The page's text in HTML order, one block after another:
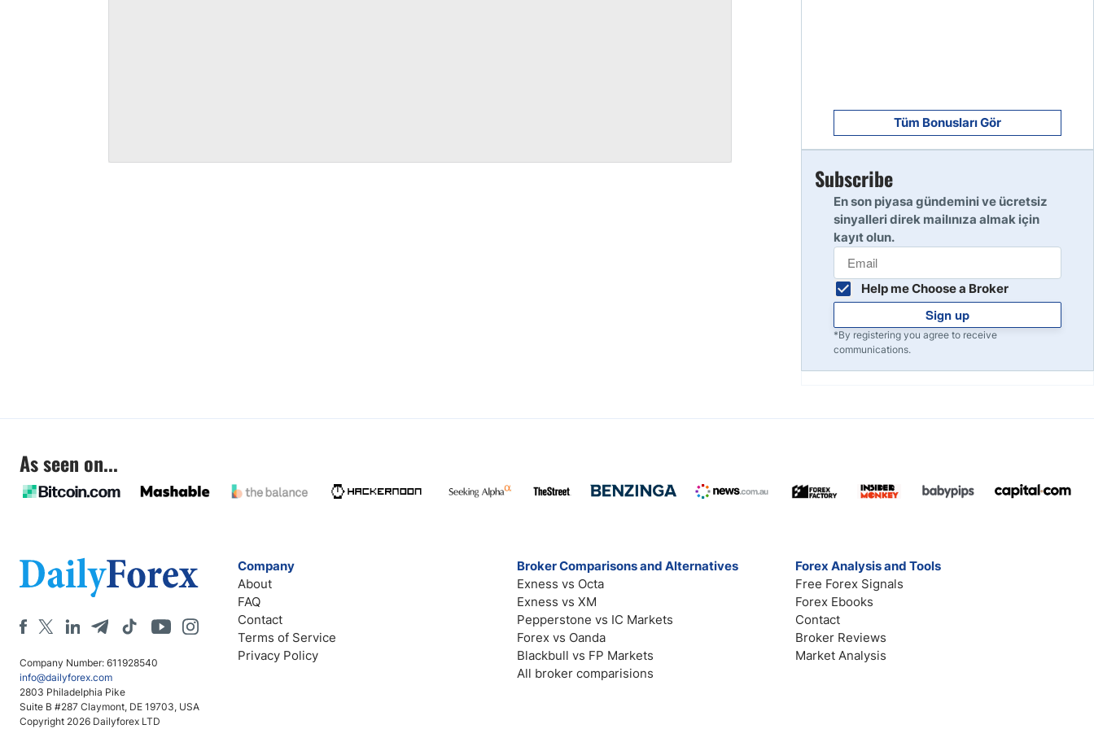
10
Tüm Bonusları Gör
Subscribe
En son piyasa gündemini ve ücretsiz
sinyalleri direk mailınıza almak için
kayıt olun.
Help me Choose a Broker
Sign up
*By registering you agree to receive
communications.
As seen on...
Company Number: 611928540
info@dailyforex.com
2803 Philadelphia Pike
Suite B #287 Claymont, DE 19703, USA
Copyright 2026 Dailyforex LTD
Company
About
FAQ
Contact
Terms of Service
Privacy Policy
Broker Comparisons and Alternatives
Exness vs Octa
Exness vs XM
Pepperstone vs IC Markets
Forex vs Oanda
Blackbull vs FP Markets
All broker comparisions
Forex Analysis and Tools
Free Forex Signals
Forex Ebooks
Contact
Broker Reviews
Market Analysis